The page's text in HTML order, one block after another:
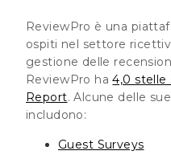
ReviewPro è una
ospiti nel settore
gestione delle
ReviewPro ha4,0 stelle
Report. Alcune delle
includono:
Guest Surveys